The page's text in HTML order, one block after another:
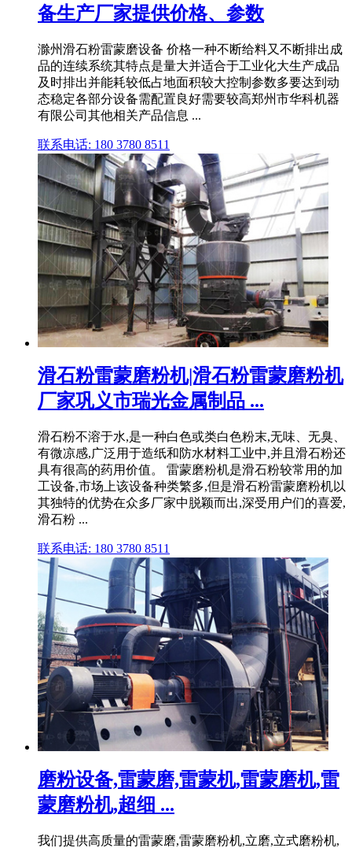
备生产厂家提供价格、参数
滁州滑石粉雷蒙磨设备 价格一种不断给料又不断排出成
品的连续系统其特点是量大并适合于工业化大生产成品
及时排出并能耗较低占地面积较大控制参数多要达到动
态稳定各部分设备需配置良好需要较高郑州市华科机器
有限公司其他相关产品信息 ...
联系电话: 180 3780 8511
滑石粉雷蒙磨粉机|滑石粉雷蒙磨粉机
厂家巩义市瑞光金属制品 ...
滑石粉不溶于水,是一种白色或类白色粉末,无味、无臭、
有微凉感,广泛用于造纸和防水材料工业中,并且滑石粉还
具有很高的药用价值。 雷蒙磨粉机是滑石粉较常用的加
工设备,市场上该设备种类繁多,但是滑石粉雷蒙磨粉机以
其独特的优势在众多厂家中脱颖而出,深受用户们的喜爱,
滑石粉 ...
联系电话: 180 3780 8511
磨粉设备,雷蒙磨,雷蒙机,雷蒙磨机,雷
蒙磨粉机,超细 ...
我们提供高质量的雷蒙磨,雷蒙磨粉机,立磨,立式磨粉机,